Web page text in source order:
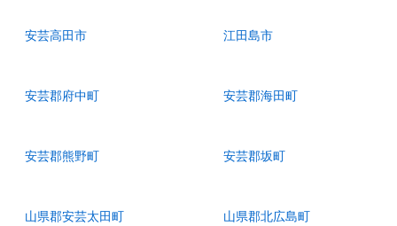
安芸高田市 江田島市
安芸郡府中町 安芸郡海田町
安芸郡熊野町 安芸郡坂町
山県郡安芸太田町 山県郡北広島町